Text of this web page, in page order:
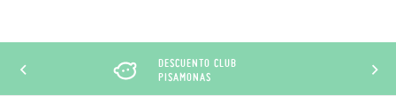
DESCUENTO CLUB
PISAMONAS